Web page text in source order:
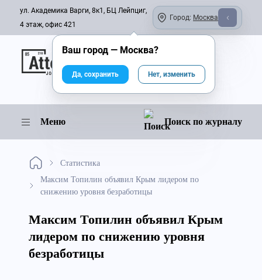
ул. Академика Варги, 8к1, БЦ Лейпциг,
4 этаж, офис 421
Город: Москва
Онлайн-журнал
Меню Поиск по журналу
Статистика
Максим Топилин объявил Крым лидером по
снижению уровня безработицы
Максим Топилин объявил Крым
лидером по снижению уровня
безработицы
Ваш город — Москва?
Да, сохранить Нет, изменить